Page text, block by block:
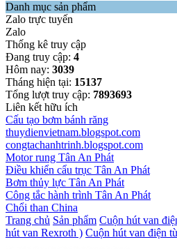
Danh mục sản phẩm
Zalo trực tuyến
Zalo
Thống kê truy cập
Đang truy cập: 4
Hôm nay: 3039
Tháng hiện tại: 15137
Tổng lượt truy cập: 7893693
Liên kết hữu ích
Cấu tạo bơm bánh răng
thuydienvietnam.blogspot.com
congtachanhtrinh.blogspot.com
Motor rung Tân An Phát
Điều khiển cẩu trục Tân An Phát
Bơm thủy lực Tân An Phát
Công tắc hành trình Tân An Phát
Chổi than China
Trang chủ Sản phẩm Cuộn hút van
hút van Rexroth ) Cuộn hút van điện